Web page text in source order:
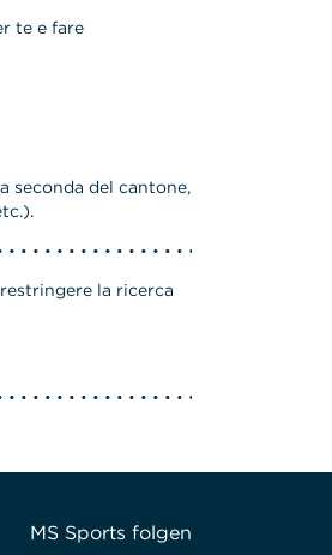
te e fare
seconda del cantone,
la ricerca
MS Sports folgen